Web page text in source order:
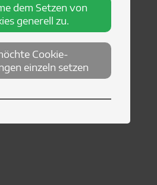
dem Setzen von
generell zu.
Cookie-
einzeln setzen